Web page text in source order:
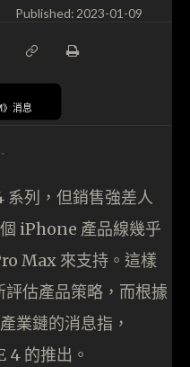
Published: 2023-01-09
》消息
列，但銷售強差人
iPhone 產品線幾乎
Max 來支持。這樣
估產品策略，而根據
業鏈的消息指，
的推出。